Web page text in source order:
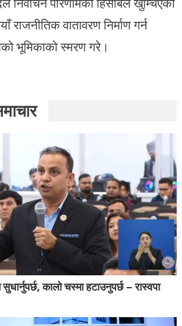
राजनीतिक वातावरण निर्माण गर्न
भूमिकाको स्मरण गरे।
कालो चस्मा हटाउनुपर्छ – रास्वपा